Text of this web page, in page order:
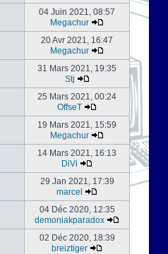
04 Juin 2021, 08:57
Megachur
20 Avr 2021, 16:47
Megachur
31 Mars 2021, 19:35
Stj
25 Mars 2021, 00:24
OffseT
19 Mars 2021, 15:59
Megachur
14 Mars 2021, 16:13
DiVi
29 Jan 2021, 17:39
marcel
04 Déc 2020, 12:35
demoniakparadox
02 Déc 2020, 18:39
breiztiger